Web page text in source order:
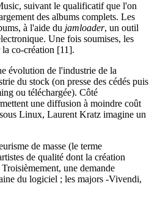
suivant le qualificatif que l'on
des albums complets. Les
à l'aide du jamloader, un outil
Une fois soumises, les
la co-création [11].
évolution de l'industrie de la
du stock (on presse des cédés puis
ou téléchargée). Côté
une diffusion à moindre coût
Linux, Laurent Kratz imagine un
de masse (le terme
de qualité dont la création
une demande
du logiciel ; les majors -Vivendi,